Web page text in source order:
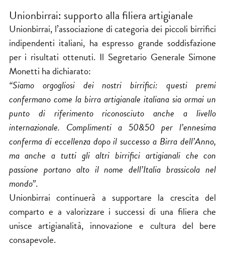
Unionbirrai: supporto alla filiera artigianale
Unionbirrai, l’associazione di categoria dei piccoli birrifici
indipendenti italiani, ha espresso grande soddisfazione
per i risultati ottenuti. Il Segretario Generale Simone
Monetti ha dichiarato:
“Siamo orgogliosi dei nostri birrifici: questi premi
confermano come la birra artigianale italiana sia ormai un
punto di riferimento riconosciuto anche a livello
internazionale. Complimenti a 50&50 per l’ennesima
conferma di eccellenza dopo il successo a Birra dell’Anno,
ma anche a tutti gli altri birrifici artigianali che con
passione portano alto il nome dell’Italia brassicola nel
mondo”.
Unionbirrai continuerà a supportare la crescita del
comparto e a valorizzare i successi di una filiera che
unisce artigianalità, innovazione e cultura del bere
consapevole.